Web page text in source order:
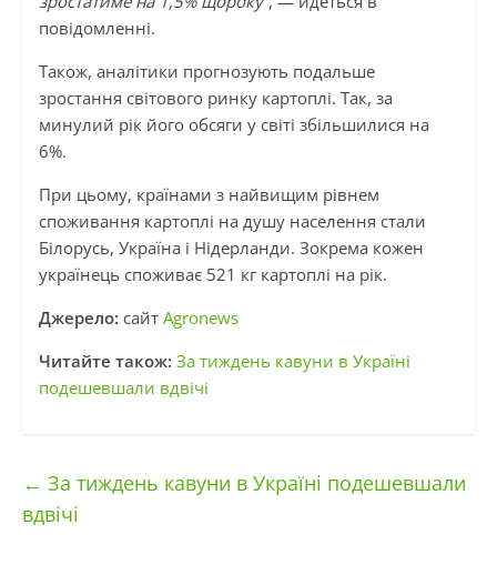
повідомленні.
Також, аналітики прогнозують подальше
зростання світового ринку картоплі. Так, за
минулий рік його обсяги у світі збільшилися на
6%.
При цьому, країнами з найвищим рівнем
споживання картоплі на душу населення стали
Білорусь, Україна і Нідерланди. Зокрема кожен
українець споживає 521 кг картоплі на рік.
Джерело: сайт Agronews
Читайте також: За тиждень кавуни в Україні
подешевшали вдвічі
← За тиждень кавуни в Україні подешевшали
вдвічі